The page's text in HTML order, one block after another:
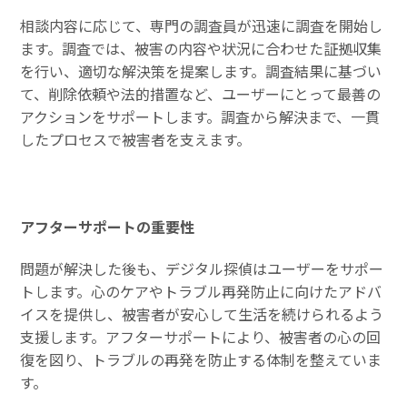
相談内容に応じて、専門の調査員が迅速に調査を開始し
ます。調査では、被害の内容や状況に合わせた証拠収集
を行い、適切な解決策を提案します。調査結果に基づい
て、削除依頼や法的措置など、ユーザーにとって最善の
アクションをサポートします。調査から解決まで、一貫
したプロセスで被害者を支えます。
アフターサポートの重要性
問題が解決した後も、デジタル探偵はユーザーをサポー
トします。心のケアやトラブル再発防止に向けたアドバ
イスを提供し、被害者が安心して生活を続けられるよう
支援します。アフターサポートにより、被害者の心の回
復を図り、トラブルの再発を防止する体制を整えていま
す。